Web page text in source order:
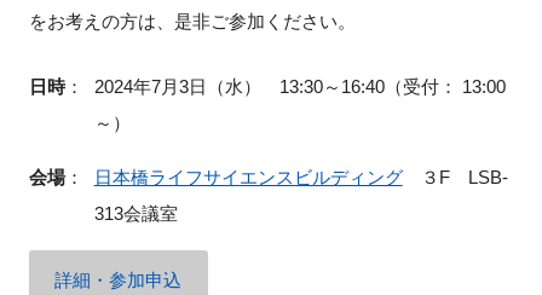
をお考えの方は、是非ご参加ください。
日時：
2024年7月3日（水） 13:30～16:40（受付： 13:00
～）
会場： 日本橋ライフサイエンスビルディング３ F
LSB-
313会議室
詳細・参加申込